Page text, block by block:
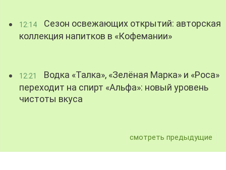
12:14
Сезон освежающих открытий: авторская
коллекция напитков в «Кофемании»
12:21
Водка «Талка», «Зелёная Марка» и «Роса»
переходит на спирт «Альфа»: новый уровень
чистоты вкуса
смотреть предыдущие